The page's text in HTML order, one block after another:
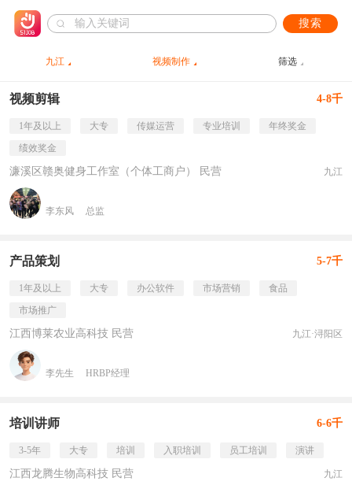
搜索
九江 视频制作 筛选
视频剪辑 4-8千
1年及以上 大专 传媒运营 专业培训
年终奖金
绩效奖金
濂溪区赣奥健身工作室（个体工商户） 民营 九江
李东风 总监
产品策划 5-7千
1年及以上 大专 办公软件 市场营销
食品
市场推广
江西博莱农业高科技 民营 九江·浔阳区
李先生 HRBP经理
培训讲师 6-6千
3-5年 大专 培训 入职培训 员工培训 演讲
江西龙腾生物高科技 民营 九江